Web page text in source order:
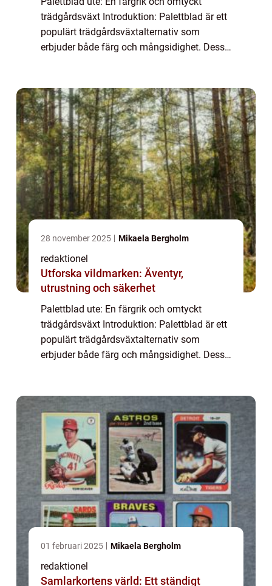
trädgårdsväxt Introduktion: Palettblad är ett
populärt trädgårdsväxtalternativ som
erbjuder både färg och mångsidighet. Dessa
28 november 2025 Mikaela Bergholm
redaktionel
Utforska vildmarken: Äventyr,
utrustning och säkerhet
Palettblad ute: En färgrik och omtyckt
trädgårdsväxt Introduktion: Palettblad är ett
populärt trädgårdsväxtalternativ som
erbjuder både färg och mångsidighet. Dessa
01 februari 2025 Mikaela Bergholm
redaktionel
Samlarkortens värld: Ett ständigt